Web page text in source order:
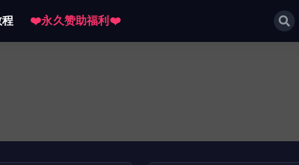
程 ❤️永久赞助福利❤️